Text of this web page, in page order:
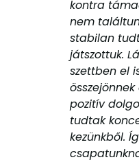
kontra
nem
stabilan
játszottuk.
szettben el
pozitív
tudtak
kezünkből.